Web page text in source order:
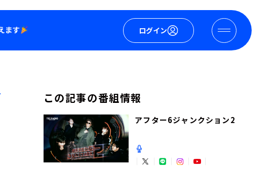
ログイン
この記事の番組情報
アフター6ジャンクション2